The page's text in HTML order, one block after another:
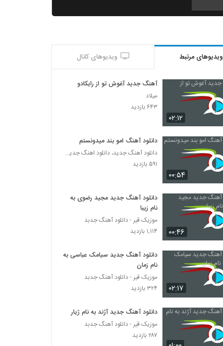
دانلود آهنگ امیر احمد دوست چشایه لعنتی
دانلود آهنگ تو از آرش شانی
۲۱۵ بازدید
دانلود آهنگ ادوین حال دلم (Edvin Hale
Delam)
۲۲۴ بازدید
آهنگ دوست دارم از آروین(پاپ)
۲۲۳ بازدید
دانلود آهنگ گیسو کمند از آواج بند
دانلود آهنگ دل من از جواد زیاری
۲۲۱ بازدید
ویدیوهای مرتبط ویدیوهای کانال
۰۲:۱۲
آهنگ جدید آغوش تو از رایکادو
میلاد
۶۴۳ بازدید
۰۰:۵۴
دانلود آهنگ امو بند میدونستم
دانلود آهنگ جدید، دانلود اهنگ جدید ایرانی
۵۹۱ بازدید
۰۰:۴۶
دانلود آهنگ جدید مجید رضوی به
نام زیبا
موزیک قیر - دانلود آهنگ جدبد
۱,۱۱۴ بازدید
۰۲:۱۷
دانلود آهنگ جدید سیامک عباسی به
نام زمان
موزیک قیر - دانلود آهنگ جدبد
۳۲۴ بازدید
دانلود آهنگ جدید آژند به نام ژیار
موزیک قیر - دانلود آهنگ جدبد
۲۸۷ بازدید